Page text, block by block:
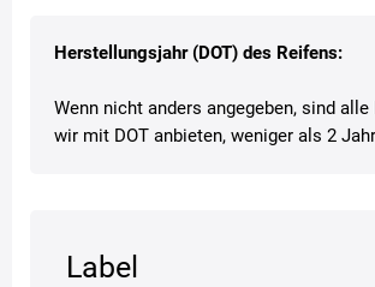
Herstellungsjahr (DOT) des Reifens:
Wenn nicht anders angegeben, sind alle
wir mit DOT anbieten, weniger als 2
Label